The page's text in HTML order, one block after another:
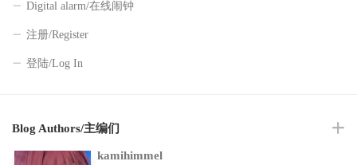
Digital alarm/在线闹钟
注册/Register
登陆/Log In
Blog Authors/主编们
kamihimmel